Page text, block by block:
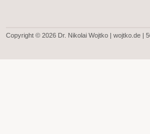
Copyright © 2026 Dr. Nikolai Wojtko | wojtko.de |